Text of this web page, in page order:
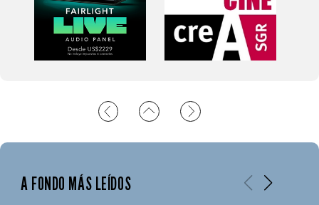
A FONDO MÁS LEÍDOS